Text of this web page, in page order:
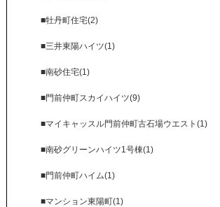
■牡丹町住宅(2)
■三井東陽ハイツ(1)
■南砂住宅(1)
■門前仲町スカイハイツ(9)
■マイキャッスル門前仲町古石場ウエスト(1)
■南砂グリーンハイツ1号棟(1)
■門前仲町ハイム(1)
■マンション東陽町(1)